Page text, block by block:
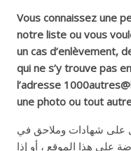
Vous connaissez une
notre liste ou vous
un cas d’enlèvement,
qui ne s’y trouve pas
l’adresse
une photo ou tout
على شهادات وملاحق في
على هذا الموقع ، أو إذا